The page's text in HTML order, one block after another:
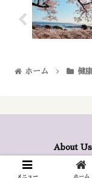
ホーム 健
About Us
©
メニュー ホーム